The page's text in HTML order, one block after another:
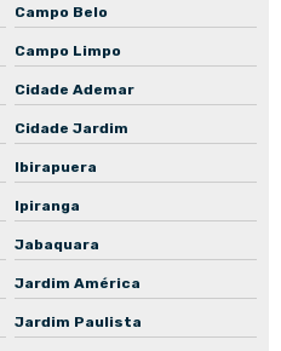
centrífuga
submersa
submersível
de recalque
de engrenagem
de incêndio
elétricos
Campo Belo
Campo Limpo
Cidade Ademar
Cidade Jardim
Ibirapuera
Ipiranga
Jabaquara
Jardim América
Jardim Paulista